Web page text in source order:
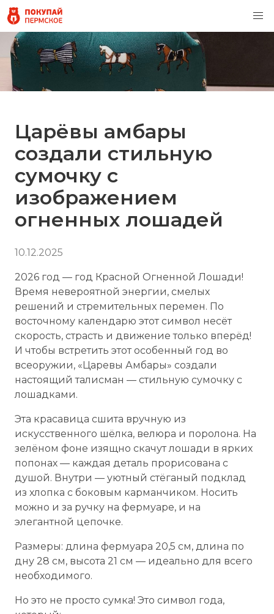
Царёвы амбары
создали стильную
сумочку с
изображением
огненных лошадей
10.12.2025
2026 год — год Красной Огненной Лошади!
Время невероятной энергии, смелых
решений и стремительных перемен. По
восточному календарю этот символ несёт
скорость, страсть и движение только вперёд!
И чтобы встретить этот особенный год во
всеоружии, «Царевы Амбары» создали
настоящий талисман — стильную сумочку с
лошадками.
Эта красавица сшита вручную из
искусственного шёлка, велюра и поролона. На
зелёном фоне изящно скачут лошади в ярких
попонах — каждая деталь прорисована с
душой. Внутри — уютный стёганый подклад
из хлопка с боковым карманчиком. Носить
можно и за ручку на фермуаре, и на
элегантной цепочке.
Размеры: длина фермуара 20,5 см, длина по
дну 28 см, высота 21 см — идеально для всего
необходимого.
Но это не просто сумка! Это символ года,